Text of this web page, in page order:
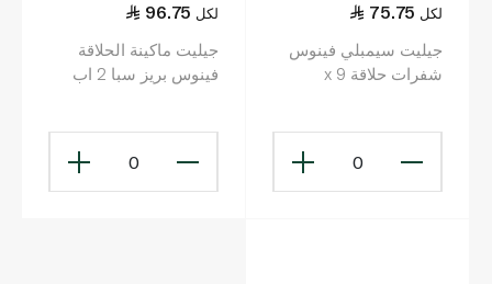
75.75 لكل
جيليت سيمبلي فينوس
شفرات حلاقة x 9
0
96.75 لكل
جيليت ماكينة الحلاقة
فينوس بريز سبا 2 اب
0